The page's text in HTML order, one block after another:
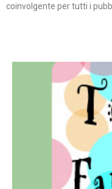
coinvolgente per tutti i
Teatro In Famiglia
per far